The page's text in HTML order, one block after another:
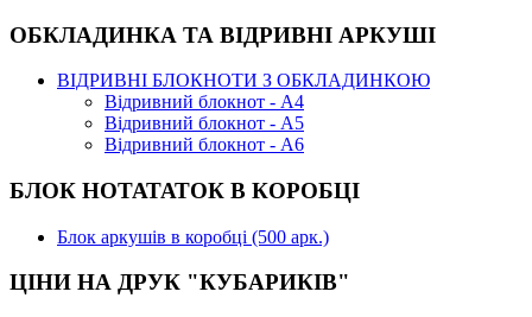
ОБКЛАДИНКА ТА ВІДРИВНІ АРКУШІ
ВІДРИВНІ БЛОКНОТИ З ОБКЛАДИНКОЮ
Відривний блокнот - А4
Відривний блокнот - А5
Відривний блокнот - А6
БЛОК НОТАТАТОК В КОРОБЦІ
Блок аркушів в коробці (500 арк.)
ЦІНИ НА ДРУК "КУБАРИКІВ"